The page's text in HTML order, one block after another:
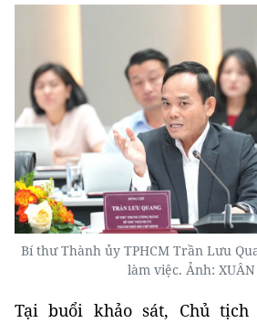
Bí thư Thành ủy TPHCM Trần Lưu
làm việc. Ảnh:
Tại buổi khảo sát, Chủ tịch